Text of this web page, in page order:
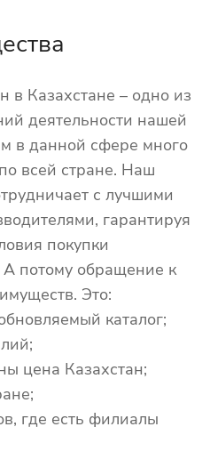
Казахстане – одно из
деятельности нашей
в данной сфере много
всей стране. Наш
с лучшими
гарантируя
покупки
А потому обращение к
Это:
каталог;
цена Казахстан;
где есть филиалы